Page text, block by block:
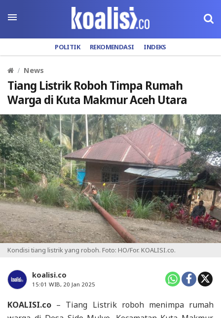
POLITIK REKOMENDASI INDEKS
News
Tiang Listrik Roboh Timpa Rumah
Warga di Kuta Makmur Aceh Utara
Kondisi tiang listrik yang roboh. Foto: HO/For. KOALISI.co.
koalisi.co
15:01 WIB, 20 Jan 2025
KOALISI.co – Tiang Listrik roboh menimpa rumah